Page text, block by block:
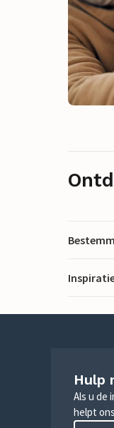
Hulp
Als u de
helpt